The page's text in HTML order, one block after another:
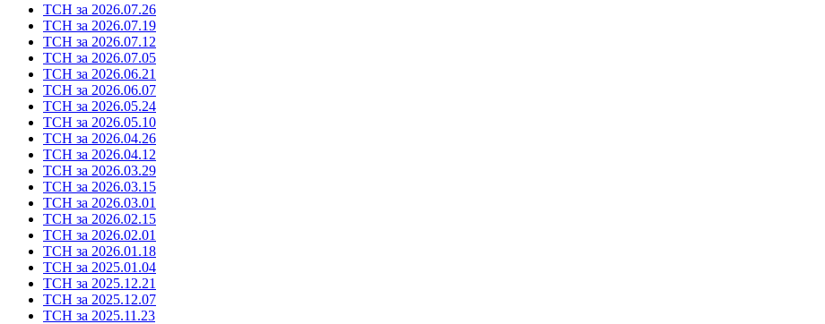
ТСН за 2026.07.26
ТСН за 2026.07.19
ТСН за 2026.07.12
ТСН за 2026.07.05
ТСН за 2026.06.21
ТСН за 2026.06.07
ТСН за 2026.05.24
ТСН за 2026.05.10
ТСН за 2026.04.26
ТСН за 2026.04.12
ТСН за 2026.03.29
ТСН за 2026.03.15
ТСН за 2026.03.01
ТСН за 2026.02.15
ТСН за 2026.02.01
ТСН за 2026.01.18
ТСН за 2025.01.04
ТСН за 2025.12.21
ТСН за 2025.12.07
ТСН за 2025.11.23